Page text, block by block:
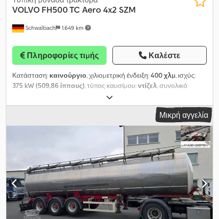
Schwalbach 1.649 km
VOLVO FH500 TC Aero 4x2 SZM
Πληροφορίες τιμής Καλέστε
Κατάσταση: καινούργιο, χιλιομετρική ένδειξη:400 χλμ, ισχύς:
375 kW (509,86 ίππους), τύπος καυσίμου:ντίζελ, συνολικό
, διάταξη αξόνων:
τύπος μετάδοσης:αυτόματο, Έτος κατασκευής:2026,
ABS, ηλεκτρονικό πρόγραμμα ευστάθειας (ESP),
κλιματισμός, σύστημα θέρμανσης στάθμευσης, σύστημα
, Volvo FH500 Aero 4x2 Tractor Unit
Main Components: FH Aero Globetrotter XL Safety Cab * Chassis
Height: MED * Wheelbase: 3,800 mm * Engine: 12.8L diesel engine
with turbo compound charger, 510 hp / 375 kW / 2,856 Nm *
Emissions standard: Euro 6 * Engine brake: VEB+ * Transmission: I-
Shift AT2812 * Drive axle: RSS1344F single reduction, GAWR 44 t,
with differential lock * Rear axle ratio: 2.31:1 * Technical combined
gross train weight: 44 t Equipment Packages: Fuel Saving Package
Μικρή αγγελία